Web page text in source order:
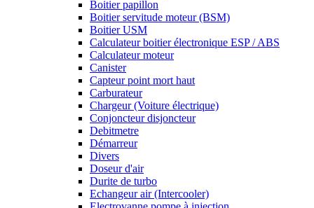
Boitier papillon
Boitier servitude moteur (BSM)
Boitier USM
Calculateur boitier électronique ESP / ABS
Calculateur moteur
Canister
Capteur point mort haut
Carburateur
Chargeur (Voiture électrique)
Conjoncteur disjoncteur
Debitmetre
Démarreur
Divers
Doseur d'air
Durite de turbo
Echangeur air (Intercooler)